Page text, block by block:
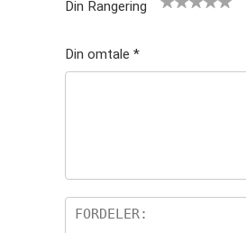
Din Rangering
5
stjer
er
Din omtale *